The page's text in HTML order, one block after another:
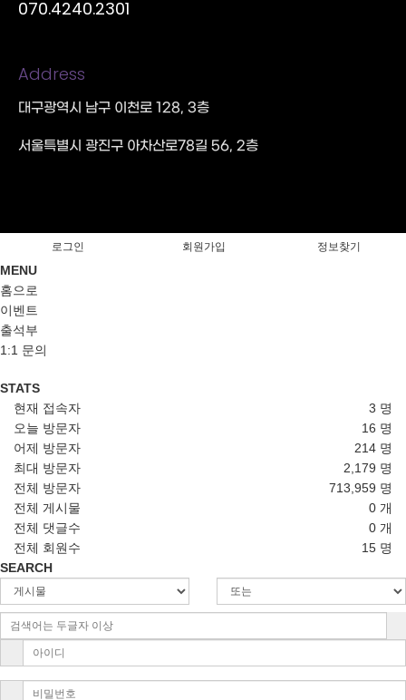
070.4240.2301
Address
대구광역시 남구 이천로 128, 3층
서울특별시 광진구 아차산로78길 56, 2층
로그인 회원가입 정보찾기
MENU
홈으로
이벤트
출석부
1:1 문의
STATS
3 명
현재 접속자
16 명
오늘 방문자
214 명
어제 방문자
2,179 명
최대 방문자
713,959 명
전체 방문자
0 개
전체 게시물
0 개
전체 댓글수
15 명
전체 회원수
SEARCH